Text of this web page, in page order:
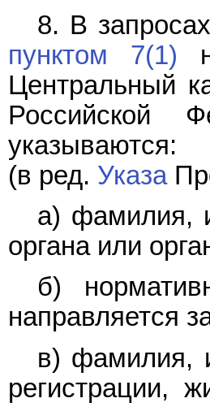
8. В
пунктом 7(1)
Центральный
Российской
указываются:
(в ред. Указа
а) фамилия,
органа или
б)
направляется
в) фамилия,
регистрации,